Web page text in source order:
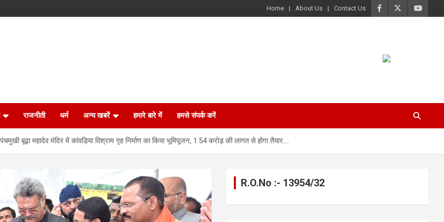
Home About Us Contact Us
राजनीती धर्म अन्य खबरें हमारे बारे में हमसे संपर्क करें
बूढ़ा महादेव मंदिर में कांवड़िया विश्राम गृह निर्माण का किया भूमिपूजन, 1.54 करोड़ की लागत से होगा तैयार….
R.O.No :- 13954/32